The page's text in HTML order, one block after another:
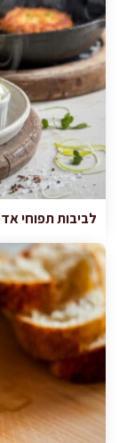
לביבות תפוחי